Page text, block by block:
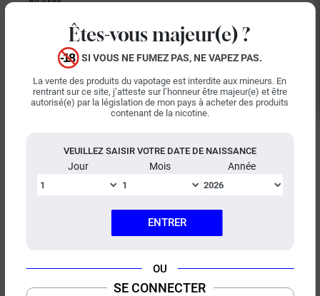
Êtes-vous majeur(e) ?
SI VOUS NE FUMEZ PAS, NE VAPEZ PAS.
La vente des produits du vapotage est interdite aux mineurs. En
rentrant sur ce site, j’atteste sur l’honneur être majeur(e) et être
autorisé(e) par la législation de mon pays à acheter des produits
contenant de la nicotine.
VEUILLEZ SAISIR VOTRE DATE DE NAISSANCE
Jour Mois Année
ENTRER
OU
SE CONNECTER
RÉSISTANCES BDC BD VAPE